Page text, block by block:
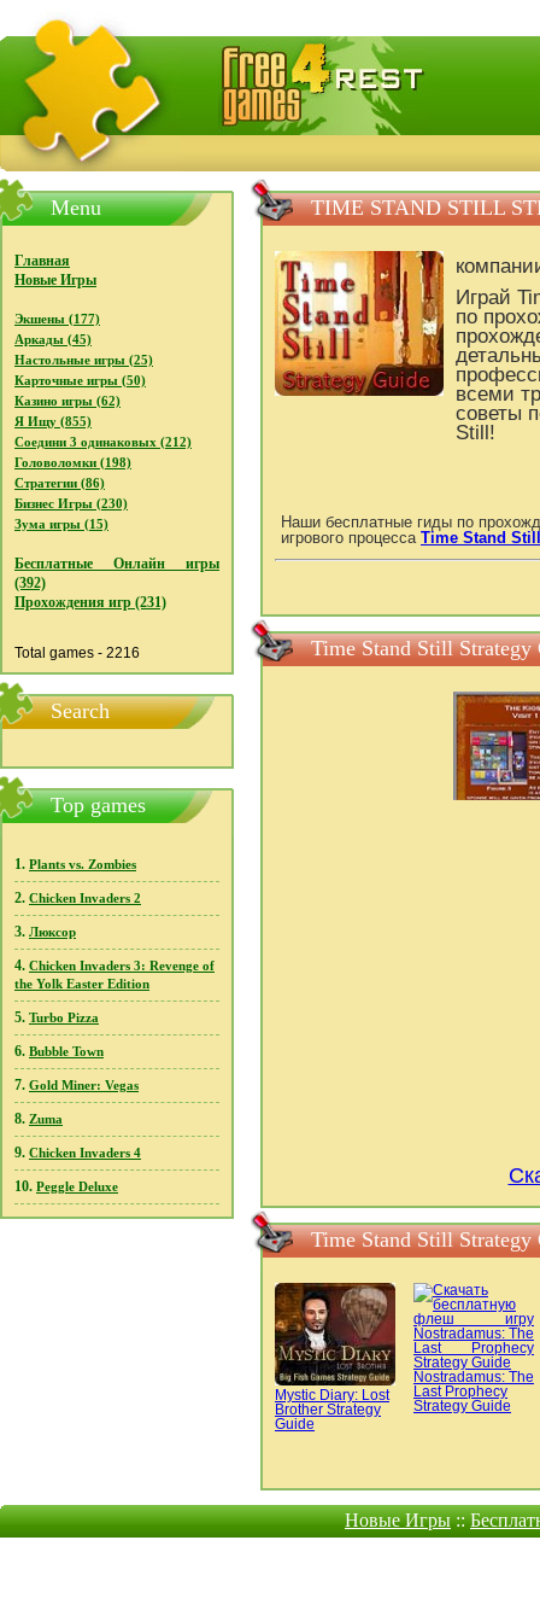
FreeGames4Rrest - Бесплатно скачать игры,
Menu
Главная
Новые Игры
Экшены (177)
Аркады (45)
Настольные игры (25)
Карточные игры (50)
Казино игры (62)
Я Ищу (855)
Соедини 3 одинаковых (212)
Головоломки (198)
Стратегии (86)
Бизнес Игры (230)
Зума игры (15)
Бесплатные Онлайн игры
(392)
Прохождения игр (231)
Total games - 2216
Search
Top games
1. Plants vs. Zombies
2. Chicken Invaders 2
3. Люксор
4. Chicken Invaders 3: Revenge of
the Yolk Easter Edition
5. Turbo Pizza
6. Bubble Town
7. Gold Miner: Vegas
8. Zuma
9. Chicken Invaders 4
10. Peggle Deluxe
TIME STAND STILL
Играй
по
всеми
советы
Still!
Наши бесплатные гиды по
игрового процесса Time Stand Still
Time Stand Still
Time Stand Still
Mystic Diary: Lost
Brother Strategy
Guide
Nostradamus: The
Last Prophecy
Strategy Guide
Новые Игры::